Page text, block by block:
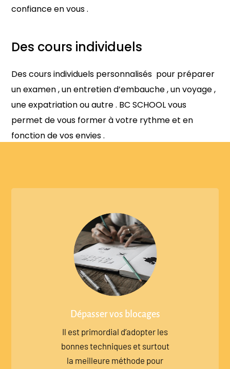
confiance en vous .
Des cours individuels
Des cours individuels personnalisés pour préparer
un examen , un entretien d’embauche , un voyage ,
une expatriation ou autre . BC SCHOOL vous
permet de vous former à votre rythme et en
fonction de vos envies .
Dépasser vos blocages
Il est primordial d’adopter les
bonnes techniques et surtout
la meilleure méthode pour